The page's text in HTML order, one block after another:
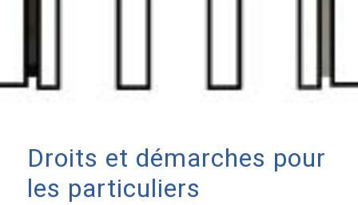
Droits et démarches pour
les particuliers